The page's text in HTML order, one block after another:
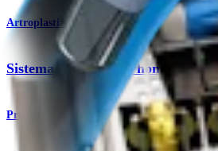
Artroplastia de hombro
Sistema total para el hombro
Producto